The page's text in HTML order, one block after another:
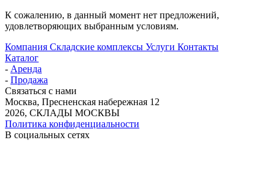
К сожалению, в данный момент нет предложений,
удовлетворяющих выбранным условиям.
Компания Складские комплексы Услуги Контакты
Каталог
- Аренда
- Продажа
Связаться с нами
Москва, Пресненская набережная 12
2026, СКЛАДЫ МОСКВЫ
Политика конфиденциальности
В социальных сетях